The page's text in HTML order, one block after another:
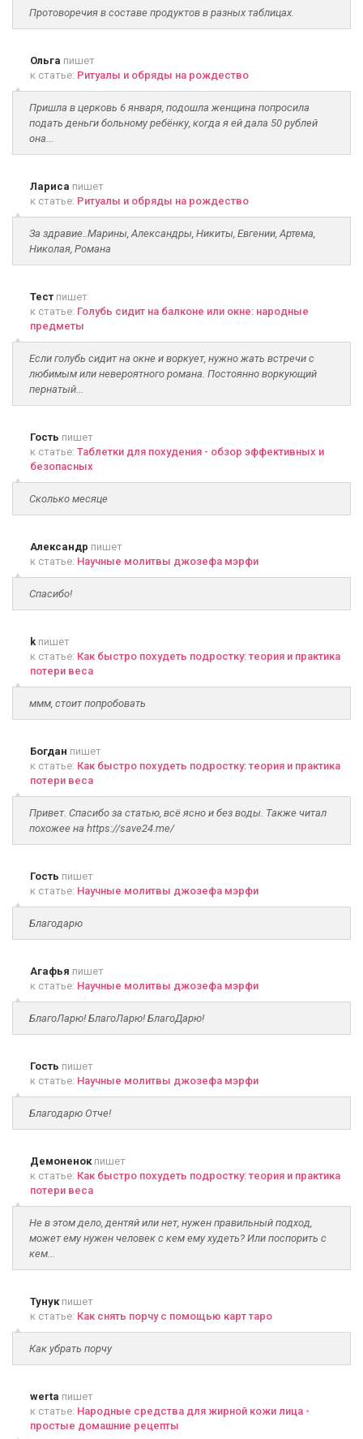
Протоворечия в составе продуктов в разных таблицах.
Ольга пишет
к статье: Ритуалы и обряды на рождество
Пришла в церковь 6 января, подошла женщина попросила
подать деньги больному ребёнку, когда я ей дала 50 рублей
она...
Лариса пишет
к статье: Ритуалы и обряды на рождество
За здравие..Марины, Александры, Никиты, Евгении, Артема,
Николая, Романа
Тест пишет
к статье: Голубь сидит на балконе или окне: народные
предметы
Если голубь сидит на окне и воркует, нужно жать встречи с
любимым или невероятного романа. Постоянно воркующий
пернатый...
Гость пишет
к статье: Таблетки для похудения - обзор эффективных и
безопасных
Сколько месяце
Александр пишет
к статье: Научные молитвы джозефа мэрфи
Спасибо!
k пишет
к статье: Как быстро похудеть подростку: теория и практика
потери веса
ммм, стоит попробовать
Богдан пишет
к статье: Как быстро похудеть подростку: теория и практика
потери веса
Привет. Спасибо за статью, всё ясно и без воды. Также читал
похожее на https://save24.me/
Гость пишет
к статье: Научные молитвы джозефа мэрфи
Благодарю
Агафья пишет
к статье: Научные молитвы джозефа мэрфи
БлагоЛарю! БлагоЛарю! БлагоДарю!
Гость пишет
к статье: Научные молитвы джозефа мэрфи
Благодарю Отче!
Демоненокпишет
к статье: Как быстро похудеть подростку: теория и практика
потери веса
Не в этом дело, дентяй или нет, нужен правильный подход,
может ему нужен человек с кем ему худеть? Или поспорить с
кем...
Тунукпишет
к статье: Как снять порчу с помощью карт таро
Как убрать порчу
werta пишет
к статье: Народные средства для жирной кожи лица -
простые домашние рецепты